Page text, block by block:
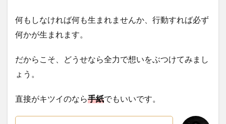
何もしなければ何も生まれませんか、行動すれば必ず
何かが生まれます。
だからこそ、どうせなら全力で想いをぶつけてみまし
ょう。
直接がキツイのなら手紙でもいいです。